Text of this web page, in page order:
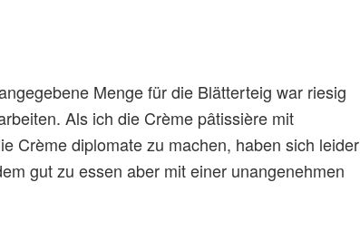
Menge für die Blätterteig war riesig
Als ich die Crème pâtissière mit
Crème diplomate zu machen, haben sich leider
gut zu essen aber mit einer unangenehmen